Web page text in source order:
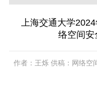
上海交通大学
络空间安
作者：王烁 供稿：网络空